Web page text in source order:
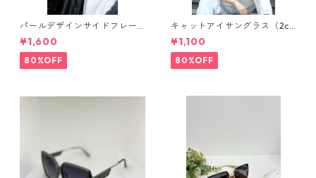
パールデザインサイドフレー
ムサングラス（Ivory）** SinS
in*
¥1,600
80%OFF
キャットアイサングラス（2co
lors）** SinSin*
¥1,100
80%OFF